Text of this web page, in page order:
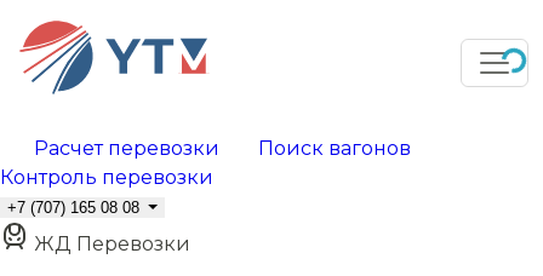
Расчет перевозки
Поиск вагонов
Контроль перевозки
+7 (707) 165 08 08
ЖД Перевозки